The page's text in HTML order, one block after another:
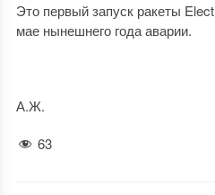
Это первый запуск ракеты
мае нынешнего года аварии.
А.Ж.
63